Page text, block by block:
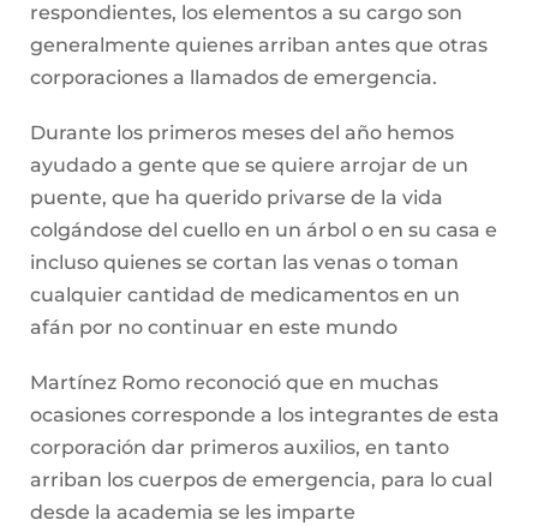
respondientes, los elementos a su cargo son
generalmente quienes arriban antes que otras
corporaciones a llamados de emergencia.
Durante los primeros meses del año hemos
ayudado a gente que se quiere arrojar de un
puente, que ha querido privarse de la vida
colgándose del cuello en un árbol o en su casa e
incluso quienes se cortan las venas o toman
cualquier cantidad de medicamentos en un
afán por no continuar en este mundo
Martínez Romo reconoció que en muchas
ocasiones corresponde a los integrantes de esta
corporación dar primeros auxilios, en tanto
arriban los cuerpos de emergencia, para lo cual
desde la academia se les imparte